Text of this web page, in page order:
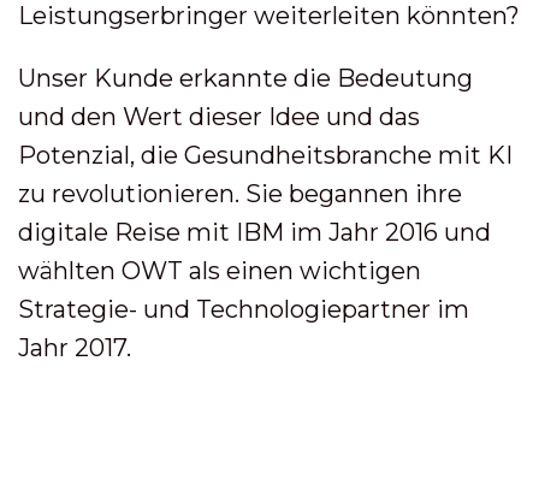
Leistungserbringer weiterleiten könnten?
Unser Kunde erkannte die Bedeutung
und den Wert dieser Idee und das
Potenzial, die Gesundheitsbranche mit KI
zu revolutionieren. Sie begannen ihre
digitale Reise mit IBM im Jahr 2016 und
wählten OWT als einen wichtigen
Strategie- und Technologiepartner im
Jahr 2017.